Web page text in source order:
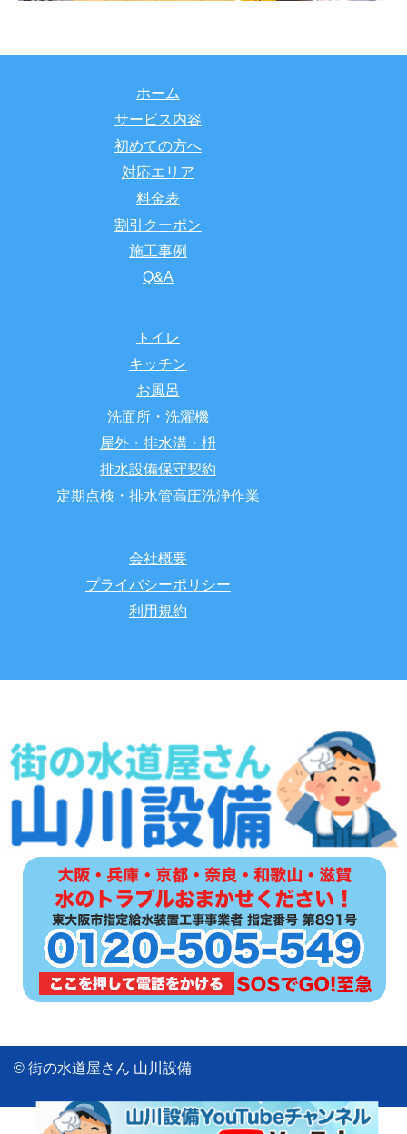
ホーム
サービス内容
初めての方へ
対応エリア
料金表
割引クーポン
施工事例
Q&A
トイレ
キッチン
お風呂
洗面所・洗濯機
屋外・排水溝・枡
排水設備保守契約
定期点検・排水管高圧洗浄作業
会社概要
プライバシーポリシー
利用規約
© 街の水道屋さん 山川設備